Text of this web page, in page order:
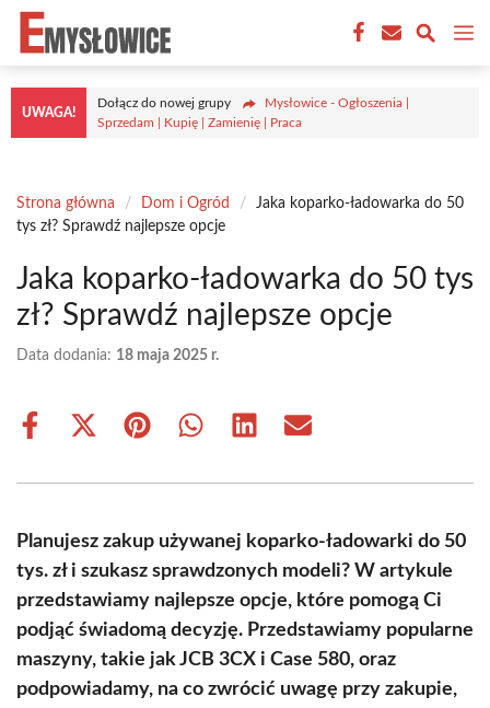
Przejdź
treści
UWAGA!
Dołącz do nowej grupy
Mysłowice - Ogłoszenia |
Sprzedam | Kupię | Zamienię | Praca
Strona główna / Dom i Ogród /
Jaka koparko-ładowarka do 50
tys zł? Sprawdź najlepsze opcje
Jaka koparko-ładowarka do 50 tys
zł? Sprawdź najlepsze opcje
Data dodania: 18 maja 2025 r.
Share
Share
(Twitter)
Share Share Share Share
Planujesz zakup używanej koparko-ładowarki do 50
tys. zł i szukasz sprawdzonych modeli? W artykule
przedstawiamy najlepsze opcje, które pomogą Ci
podjąć świadomą decyzję. Przedstawiamy popularne
maszyny, takie jak JCB 3CX i Case 580, oraz
podpowiadamy, na co zwrócić uwagę przy zakupie,